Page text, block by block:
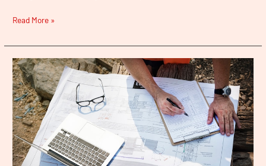
Read More »
Perícia
de
Construções
em
Desconformidade
com
a
Legislação